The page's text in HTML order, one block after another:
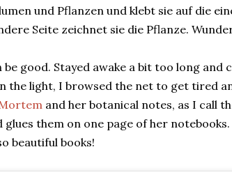
und Pflanzen und klebt sie auf die
Seite zeichnet sie die Pflanze.
good. Stayed awake a bit too long and
the light, I browsed the net to get tired
and her botanical notes, as I call
them on one page of her
beautiful books!